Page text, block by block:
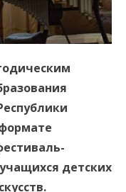
детских